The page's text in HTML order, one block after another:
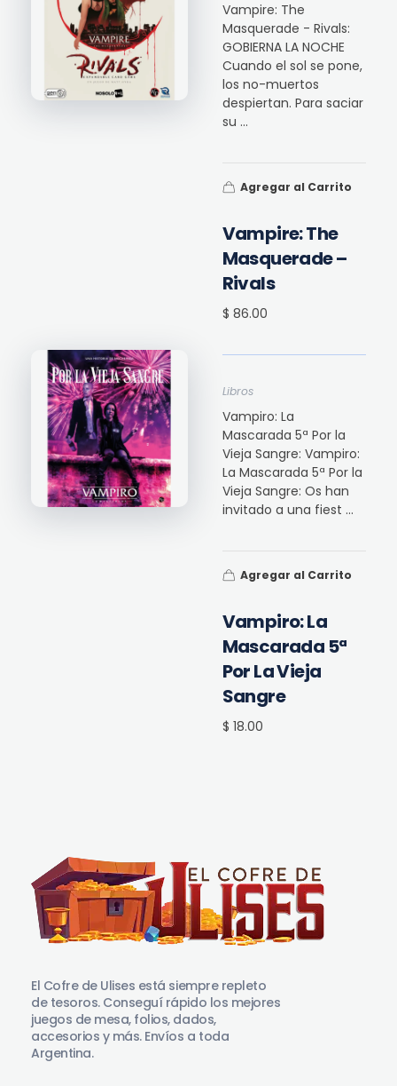
Vampire: The
Masquerade –
Rivals
$ 86.00
Vampire: The
Masquerade - Rivals:
GOBIERNA LA NOCHE
Cuando el sol se pone,
los no-muertos
despiertan. Para saciar
su ...
Agregar al Carrito
Vampiro: La
Mascarada 5ª
Por La Vieja
Sangre
$ 18.00
Libros
Vampiro: La
Mascarada 5ª Por la
Vieja Sangre: Vampiro:
La Mascarada 5ª Por la
Vieja Sangre: Os han
invitado a una fiest ...
Agregar al Carrito
El Cofre de Ulises está siempre repleto
de tesoros. Conseguí rápido los mejores
juegos de mesa, folios, dados,
accesorios y más. Envíos a toda
Argentina.